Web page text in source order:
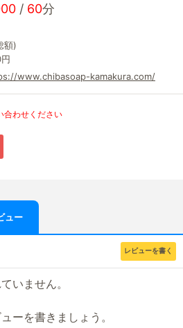
/ 60分
額)
www.chibasoap-kamakura.com/
合わせください
ュー
レビューを書く
いません。
ーを書きましょう。